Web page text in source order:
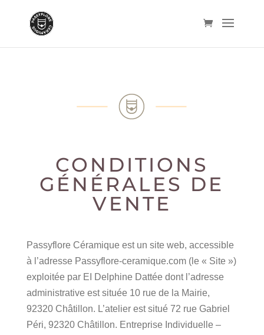
CONDITIONS
GÉNÉRALES DE
VENTE
Passyflore Céramique est un site web, accessible
à l’adresse Passyflore-ceramique.com (le « Site »)
exploitée par EI Delphine Dattée dont l’adresse
administrative est située 10 rue de la Mairie,
92320 Châtillon. L’atelier est situé 72 rue Gabriel
Péri, 92320 Châtillon. Entreprise Individuelle –